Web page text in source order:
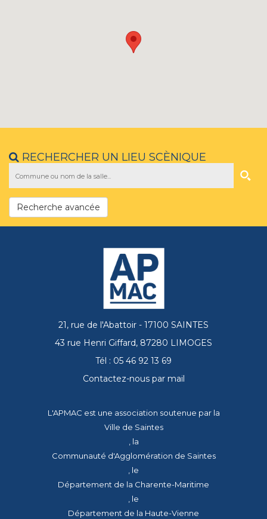
RECHERCHER UN LIEU SCÈNIQUE
Recherche avancée
21, rue de l'Abattoir - 17100 SAINTES
43 rue Henri Giffard, 87280 LIMOGES
Tél : 05 46 92 13 69
Contactez-nous par mail
L'APMAC est une association soutenue par la
Ville de Saintes
, la
Communauté d'Agglomération de Saintes
, le
Département de la Charente-Maritime
, le
Département de la Haute-Vienne